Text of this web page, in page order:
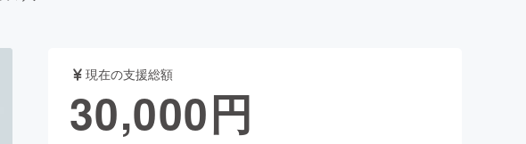
台・パフォーマンス
ファッション
現在の支援総額
30,000円